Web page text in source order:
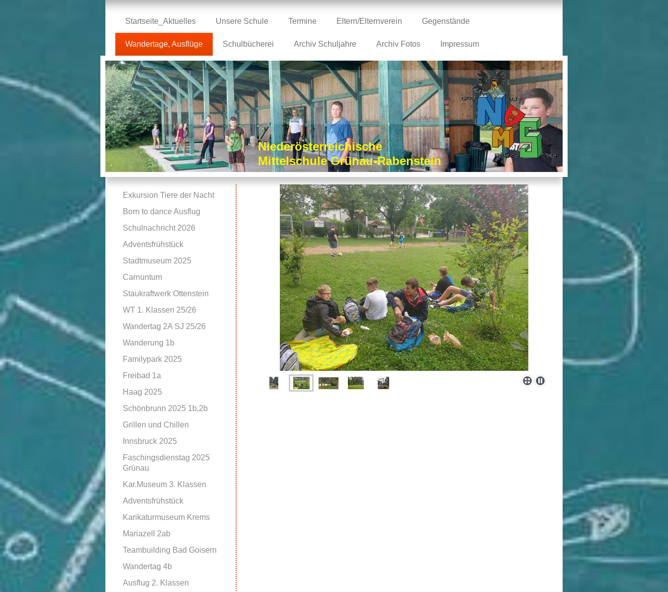
Startseite_Aktuelles Unsere Schule Termine Eltern/Elternverein Gegenstände
Wandertage, Ausflüge Schulbücherei Archiv Schuljahre Archiv Fotos Impressum
Niederösterreichische
Mittelschule Grünau-Rabenstein
Exkursion Tiere der Nacht
Born to dance Ausflug
Schulnachricht 2026
Adventsfrühstück
Stadtmuseum 2025
Carnuntum
Staukraftwerk Ottenstein
WT 1. Klassen 25/26
Wandertag 2A SJ 25/26
Wanderung 1b
Familypark 2025
Freibad 1a
Haag 2025
Schönbrunn 2025 1b,2b
Grillen und Chillen
Innsbruck 2025
Faschingsdienstag 2025
Grünau
Kar.Museum 3. Klassen
Adventsfrühstück
Karikaturmuseum Krems
Mariazell 2ab
Teambuilding Bad Goisern
Wandertag 4b
Ausflug 2. Klassen